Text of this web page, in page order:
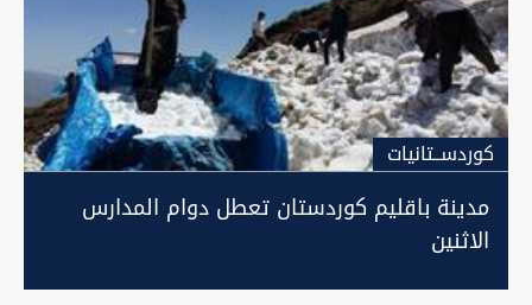
كوردســتانيات
مدينة باقليم كوردستان تعطل دوام المدارس
الاثنين